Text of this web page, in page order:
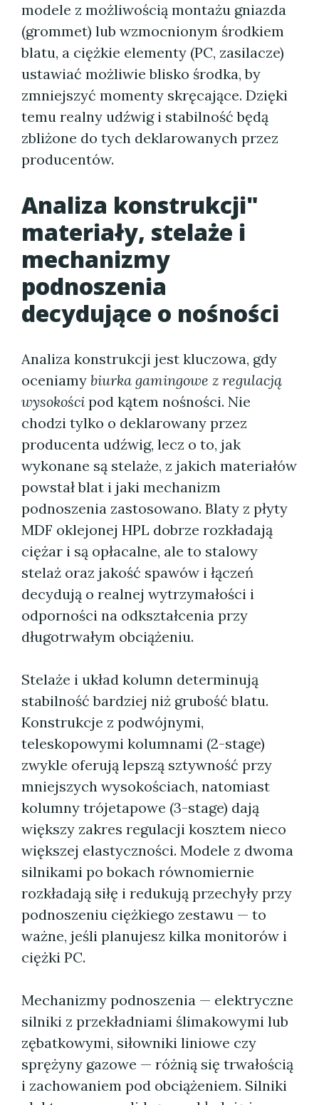
modele z możliwością montażu gniazda
(grommet) lub wzmocnionym środkiem
blatu, a ciężkie elementy (PC, zasilacze)
ustawiać możliwie blisko środka, by
zmniejszyć momenty skręcające. Dzięki
temu realny udźwig i stabilność będą
zbliżone do tych deklarowanych przez
producentów.
Analiza konstrukcji"
materiały, stelaże i
mechanizmy
podnoszenia
decydujące o nośności
Analiza konstrukcji jest kluczowa, gdy
oceniamy biurka gamingowe z regulacją
wysokości pod kątem nośności. Nie
chodzi tylko o deklarowany przez
producenta udźwig, lecz o to, jak
wykonane są stelaże, z jakich materiałów
powstał blat i jaki mechanizm
podnoszenia zastosowano. Blaty z płyty
MDF oklejonej HPL dobrze rozkładają
ciężar i są opłacalne, ale to stalowy
stelaż oraz jakość spawów i łączeń
decydują o realnej wytrzymałości i
odporności na odkształcenia przy
długotrwałym obciążeniu.
Stelaże i układ kolumn determinują
stabilność bardziej niż grubość blatu.
Konstrukcje z podwójnymi,
teleskopowymi kolumnami (2-stage)
zwykle oferują lepszą sztywność przy
mniejszych wysokościach, natomiast
kolumny trójetapowe (3-stage) dają
większy zakres regulacji kosztem nieco
większej elastyczności. Modele z dwoma
silnikami po bokach równomiernie
rozkładają siłę i redukują przechyły przy
podnoszeniu ciężkiego zestawu — to
ważne, jeśli planujesz kilka monitorów i
ciężki PC.
Mechanizmy podnoszenia — elektryczne
silniki z przekładniami ślimakowymi lub
zębatkowymi, siłowniki liniowe czy
sprężyny gazowe — różnią się trwałością
i zachowaniem pod obciążeniem. Silniki